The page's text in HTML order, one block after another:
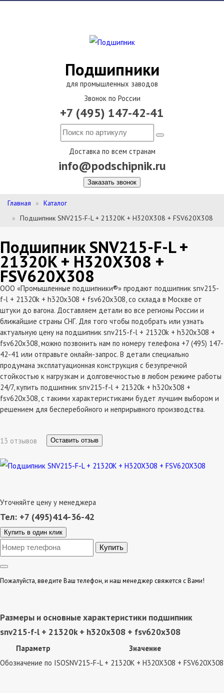
Подшипники
для промышленных заводов
Звонок по России
+7 (495) 147-42-41
Доставка по всем странам
info@podschipnik.ru
Заказать звонок
Главная
Каталог
Подшипник SNV215-F-L + 21320K + H320X308 + FSV620X308
Подшипник SNV215-F-L +
21320K + H320X308 +
FSV620X308
ООО «Промышленные подшипники®» продают подшипник snv215-
f-l + 21320k + h320x308 + fsv620x308, со склада в Москве от
штуки до вагона. Доставляем детали во все регионы России и
ближайшие страны СНГ. Для того чтобы подобрать или узнать
актуальную цену на подшипник snv215-f-l + 21320k + h320x308 +
fsv620x308, можно позвонить нам по номеру телефона +7 (495) 147-
42-41 или отправьте онлайн-запрос. В детали специально
продумана эксплатуационная конструкция с безупречной
стойкостью к нагрузкам и долговечностью в любом режиме работы
24/7, купить подшипник snv215-f-l + 21320k + h320x308 +
fsv620x308, с такими характеристиками будет лучшим выбором и
решением для бесперебойного и неприрывного производства.
13 отзывов Оставить отзыв
Уточняйте цену у менеджера
Тел: +7 (495)414-36-42
Купить в один клик
Пожалуйста, введите Ваш телефон, и наш менеджер свяжется с Вами!
Размеры и основные характеристики подшипник
snv215-f-l + 21320k + h320x308 + fsv620x308
Параметр
Значение
Обозначение по ISOSNV215-F-L + 21320K + H320X308 + FSV620X308